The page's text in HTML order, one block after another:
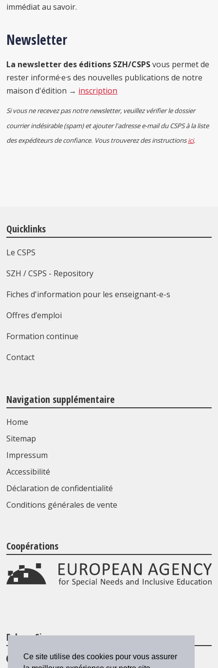
Ce site utilise des cookies pour vous assurer
immédiat au savoir.
Newsletter
La newsletter des éditions SZH/CSPSvous permet de
rester informé·e·s des nouvelles publications de notre
maison d'édition → inscription
Si vous ne recevez pas notre newsletter, veuillez vérifier le dossier
courrier indésirable (spam) et ajouter l'adresse e-mail du CSPS à la liste
des expéditeurs de confiance. Vous trouverez des instructionsici.
Quicklinks
Le CSPS
SZH / CSPS - Repository
Fiches d'information pour les enseignant-e-s
Offres d’emploi
Formation continue
Contact
Navigation supplémentaire
Home
Sitemap
Impressum
Accessibilité
Déclaration de confidentialité
Conditions générales de vente
Coopérations
Folgen Sie uns